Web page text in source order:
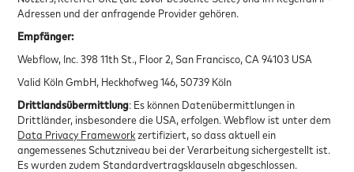
Adressen und der anfragende Provider gehören.
Empfänger:
Webflow, Inc. 398 11th St., Floor 2, San Francisco, CA 94103 USA
Valid Köln GmbH, Heckhofweg 146, 50739 Köln
Drittlandsübermittlung: Es können Datenübermittlungen in
Drittländer, insbesondere die USA, erfolgen. Webflow ist unter dem
Data Privacy Frameworkzertifiziert, so dass aktuell ein
angemessenes Schutzniveau bei der Verarbeitung sichergestellt ist.
Es wurden zudem Standardvertragsklauseln abgeschlossen.